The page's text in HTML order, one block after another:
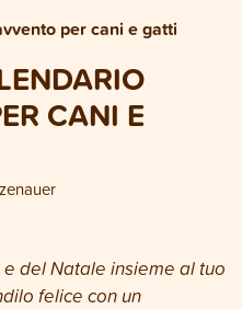
per cani e gatti
CANI E
del Natale insieme al tuo
felice con un